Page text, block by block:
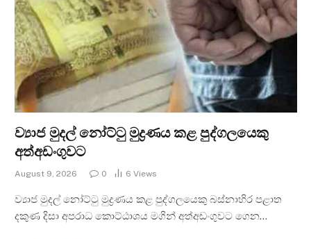
ව්‍යාජ මුදල් නෝට්ටු මුද්‍රණය කළ පුද්ගලයෙකු
අත්අඩංගුවට
August 9, 2026 0 6 Views
ව්‍යාජ මුදල් නෝට්ටු මුද්‍රණය කළ පුද්ගලයෙකු බස්නාහිර පළාත
දකුණ දිසා අපරාධ කොට්ඨාශය මගින් අත්අඩංගුවට ගෙන…